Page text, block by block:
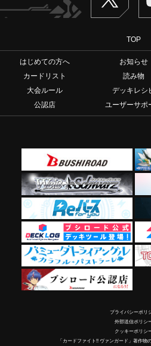
TOP
はじめての方へ お知らせ
カードリスト
読み物
大会ルール
デッキレシ
公認店
ユーザーサポ
プライバシーポリ
外部送信ポリシ
クッキーポリシ
「カードファイト!! ヴァンガード」著作物